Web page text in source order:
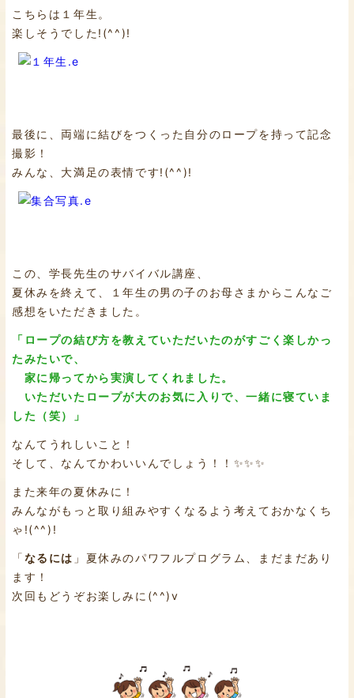
こちらは１年生。
楽しそうでした!(^^)!
最後に、両端に結びをつくった自分のロープを持って記念
撮影！
みんな、大満足の表情です!(^^)!
この、学長先生のサバイバル講座、
夏休みを終えて、１年生の男の子のお母さまからこんなご
感想をいただきました。
「ロープの結び方を教えていただいたのがすごく楽しかっ
たみたいで、
家に帰ってから実演してくれました。
いただいたロープが大のお気に入りで、一緒に寝ていま
した（笑）」
なんてうれしいこと！
そして、なんてかわいいんでしょう！！✨✨✨
また来年の夏休みに！
みんながもっと取り組みやすくなるよう考えておかなくち
ゃ!(^^)!
「なるには 」夏休みのパワフルプログラム、まだまだあり
ます！
次回もどうぞお楽しみに(^^)v